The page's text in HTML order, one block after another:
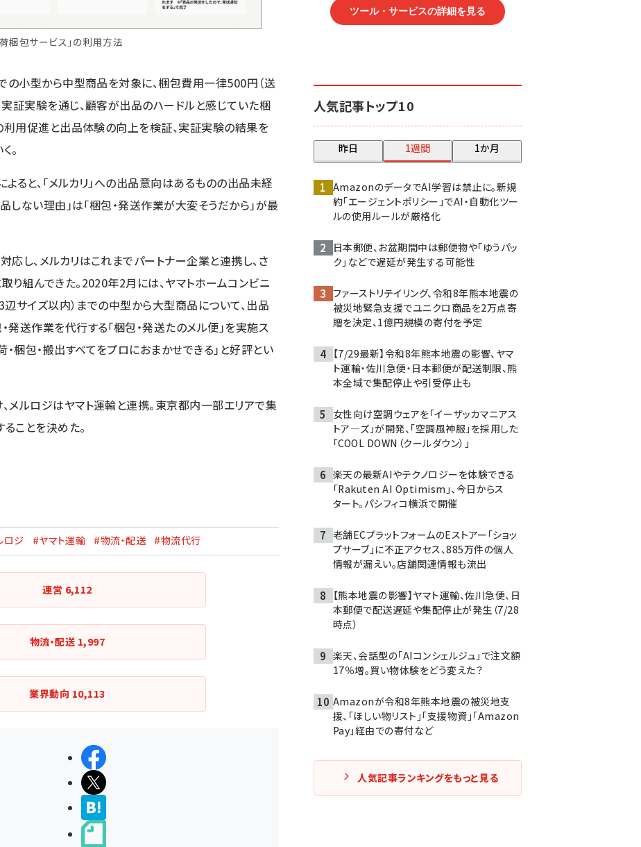
荷梱包サービス」の利用方法
の小型から中型商品を対象に、梱包費用一律500円（送
証実験を通じ、顧客が出品のハードルと感じていた梱
利用促進と出品体験の向上を検証、実証実験の結果を
。
ると、「メルカリ」への出品意向はあるものの出品未経
ない理由」は「梱包・発送作業が大変そうだから」が最
し、メルカリはこれまでパートナー企業と連携し、さ
り組んできた。2020年2月には、ヤマトホームコンビニ
辺サイズ以内）までの中型から大型商品について、出品
送作業を代行する「梱包・発送たのメル便」を実施ス
・梱包・搬出すべてをプロにおまかせできる」と好評とい
メルロジはヤマト運輸と連携。東京都内一部エリアで集
ことを決めた。
ロジ #ヤマト運輸 #物流・配送 #物流代行
運営 6,112
物流・配送 1,997
業界動向 10,113
人気記事トップ10
昨日 1週間 1か月
AmazonのデータでAI学習は禁止に。新規
約「エージェントポリシー」でAI・自動化ツー
ルの使用ルールが厳格化
日本郵便、お盆期間中は郵便物や「ゆうパッ
ク」などで遅延が発生する可能性
ファーストリテイリング、令和8年熊本地震の
被災地緊急支援でユニクロ商品を2万点寄
贈を決定、1億円規模の寄付を予定
【7/29最新】令和8年熊本地震の影響、ヤマ
ト運輸・佐川急便・日本郵便が配送制限、熊
本全域で集配停止や引受停止も
女性向け空調ウェアを「イーザッカマニアス
トア―ズ」が開発、「空調風神服」を採用した
「COOL DOWN（クールダウン）」
楽天の最新AIやテクノロジーを体験できる
「Rakuten AI Optimism」、今日からス
タート。パシフィコ横浜で開催
老舗ECプラットフォームのEストアー「ショッ
プサーブ」に不正アクセス、885万件の個人
情報が漏えい。店舗関連情報も流出
【熊本地震の影響】ヤマト運輸、佐川急便、日
本郵便で配送遅延や集配停止が発生（7/28
時点）
楽天、会話型の「AIコンシェルジュ」で注文額
17％増。買い物体験をどう変えた？
Amazonが令和8年熊本地震の被災地支
援、「ほしい物リスト」「支援物資」「Amazon
Pay」経由での寄付など
人気記事ランキングをもっと見る